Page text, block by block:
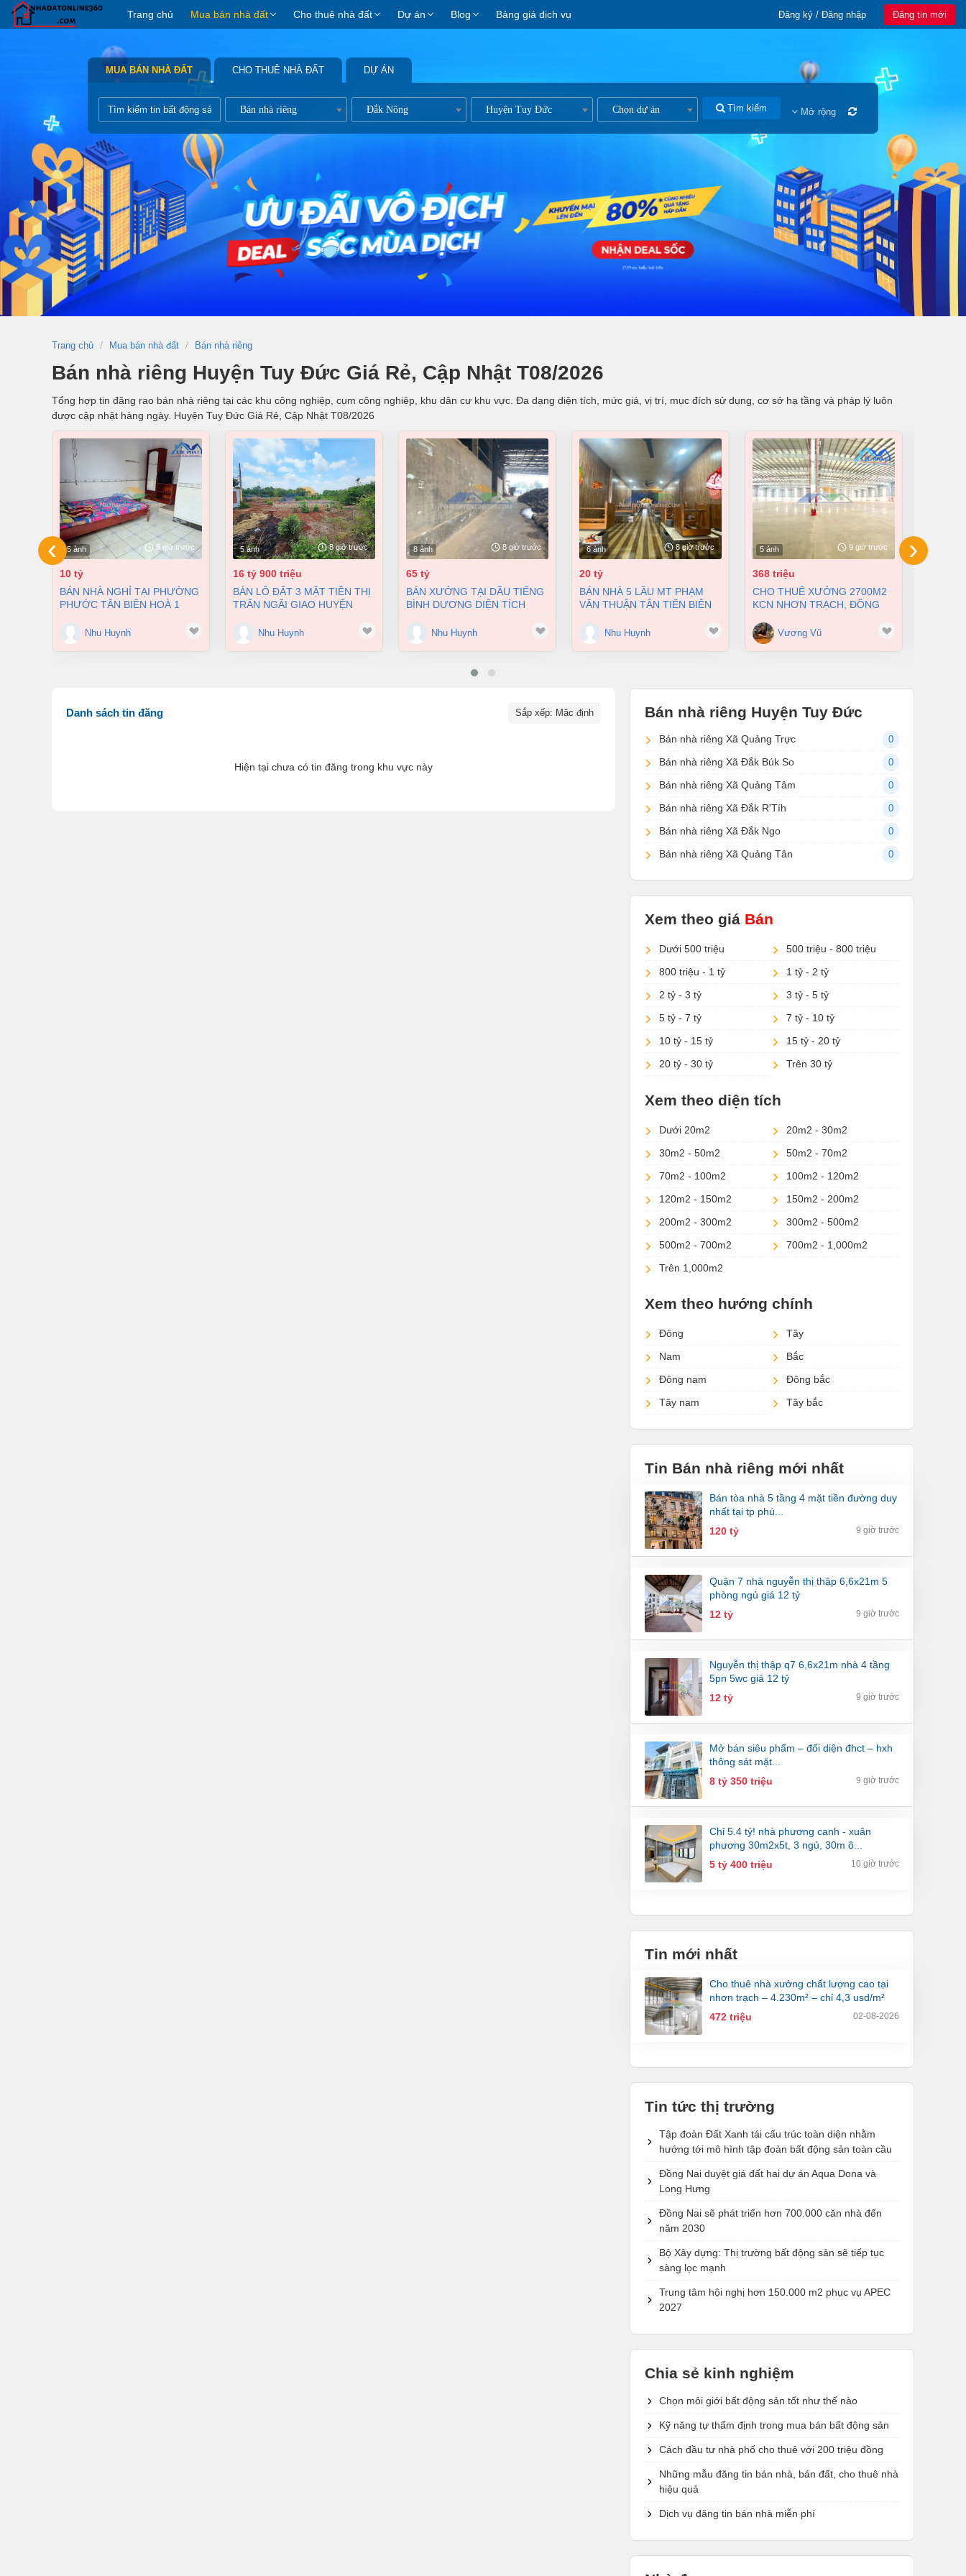
Trang chủ Mua bán nhà đất Cho thuê nhà đất Dự án Blog Bảng giá dịch vụ Đăng ký / Đăng nhập Đăng tin mới
MUA BÁN NHÀ ĐẤT CHO THUÊ NHÀ ĐẤT DỰ ÁN
Bán nhà riêng Đắk Nông Huyện Tuy Đức Chọn dự án Tìm kiếm Mở rộng
Trang chủ Mua bán nhà đất Bán nhà riêng
Bán nhà riêng Huyện Tuy Đức Giá Rẻ, Cập Nhật T08/2026
Tổng hợp tin đăng rao bán nhà riêng tại các khu công nghiệp, cụm công nghiệp, khu dân cư khu vực. Đa dạng diện tích, mức giá, vị trí, mục đích sử dụng, cơ sở hạ tầng và pháp lý luôn
được cập nhật hàng ngày. Huyện Tuy Đức Giá Rẻ, Cập Nhật T08/2026
5 ảnh 8 giờ trước
10 tỷ
BÁN NHÀ NGHỈ TẠI PHƯỜNG
PHƯỚC TÂN BIÊN HOÀ 1
10 TỶNhu Huynh
5 ảnh 8 giờ trước
16 tỷ 900 triệu
BÁN LÔ ĐẤT 3 MẶT TIỀN THỊ
TRẤN NGÃI GIAO HUYỆN
TÀU GIÁ 16 TỶ 9
Nhu Huynh
8 ảnh 8 giờ trước
65 tỷ
BÁN XƯỞNG TẠI DẦU TIẾNG
BÌNH DƯƠNG DIỆN TÍCH
TRIỆU/THÁNG
Nhu Huynh
6 ảnh 8 giờ trước
20 tỷ
BÁN NHÀ 5 LẦU MT PHẠM
VĂN THUẬN TÂN TIẾN BIÊN
168M2 GIÁ 20 TỶ
Nhu Huynh
5 ảnh 9 giờ trước
368 triệu
CHO THUÊ XƯỞNG 2700M2
KCN NHƠN TRẠCH, ĐỒNG
Vương Vũ
‹ ›
Danh sách tin đăng Sắp xếp: Mặc định
Hiện tại chưa có tin đăng trong khu vực này
Bán nhà riêng Huyện Tuy Đức
Bán nhà riêng Xã Quảng Trực 0
Bán nhà riêng Xã Đắk Búk So 0
Bán nhà riêng Xã Quảng Tâm 0
Bán nhà riêng Xã Đắk R'Tíh 0
Bán nhà riêng Xã Đắk Ngo 0
Bán nhà riêng Xã Quảng Tân 0
Xem theo giá Bán
Dưới 500 triệu
500 triệu - 800 triệu
800 triệu - 1 tỷ
1 tỷ - 2 tỷ
2 tỷ - 3 tỷ
3 tỷ - 5 tỷ
5 tỷ - 7 tỷ
7 tỷ - 10 tỷ
10 tỷ - 15 tỷ
15 tỷ - 20 tỷ
20 tỷ - 30 tỷ
Trên 30 tỷ
Xem theo diện tích
Dưới 20m2
20m2 - 30m2
30m2 - 50m2
50m2 - 70m2
70m2 - 100m2
100m2 - 120m2
120m2 - 150m2
150m2 - 200m2
200m2 - 300m2
300m2 - 500m2
500m2 - 700m2
700m2 - 1,000m2
Trên 1,000m2
Xem theo hướng chính
Đông
Tây
Nam
Bắc
Đông nam
Đông bắc
Tây nam
Tây bắc
Tin Bán nhà riêng mới nhất
bán tòa nhà 5 tầng 4 mặt tiền đường duy
nhất tại tp phú...
120 tỷ
9 giờ trước
quận 7 nhà nguyễn thị thập 6,6x21m 5
phòng ngủ giá 12 tỷ
12 tỷ
9 giờ trước
nguyễn thị thập q7 6,6x21m nhà 4 tầng
5pn 5wc giá 12 tỷ
12 tỷ
9 giờ trước
mở bán siêu phẩm – đối diện đhct – hxh
thông sát mặt...
8 tỷ 350 triệu
9 giờ trước
chỉ 5.4 tỷ! nhà phương canh - xuân
phương 30m2x5t, 3 ngủ, 30m ô...
5 tỷ 400 triệu
10 giờ trước
Tin mới nhất
cho thuê nhà xưởng chất lượng cao tại
nhơn trạch – 4.230m² – chỉ 4,3 usd/m²
472 triệu
02-08-2026
Tin tức thị trường
Tập đoàn Đất Xanh tái cấu trúc toàn diện nhằm
hướng tới mô hình tập đoàn bất động sản toàn cầu
Đồng Nai duyệt giá đất hai dự án Aqua Dona và
Long Hưng
Đồng Nai sẽ phát triển hơn 700.000 căn nhà đến
năm 2030
Bộ Xây dựng: Thị trường bất động sản sẽ tiếp tục
sàng lọc mạnh
Trung tâm hội nghị hơn 150.000 m2 phục vụ APEC
2027
Chia sẻ kinh nghiệm
Chọn môi giới bất động sản tốt như thế nào
Kỹ năng tự thẩm định trong mua bán bất động sản
Cách đầu tư nhà phố cho thuê với 200 triệu đồng
Những mẫu đăng tin bán nhà, bán đất, cho thuê nhà
hiệu quả
Dịch vụ đăng tin bán nhà miễn phí